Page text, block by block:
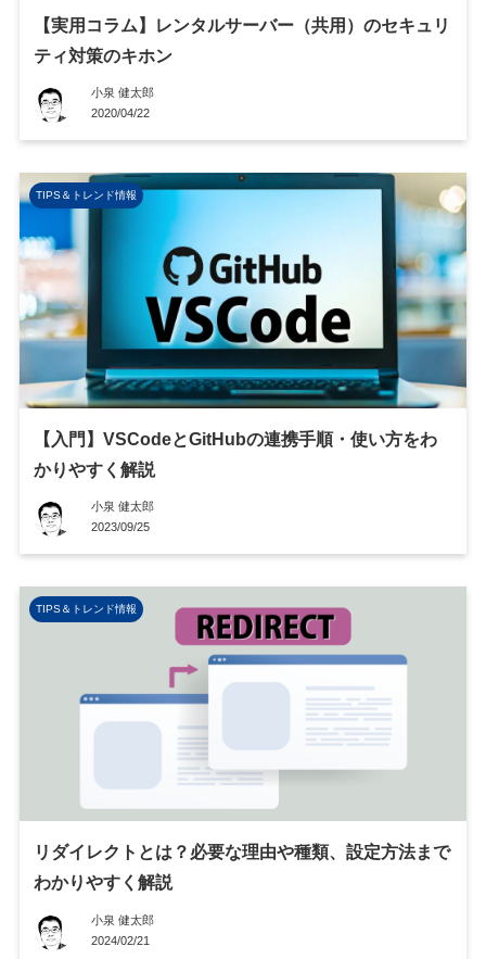
【実用コラム】レンタルサーバー（共用）のセキュリ
ティ対策のキホン
小泉 健太郎
2020/04/22
TIPS＆トレンド情報
【入門】VSCodeとGitHubの連携手順・使い方をわ
かりやすく解説
小泉 健太郎
2023/09/25
TIPS＆トレンド情報
リダイレクトとは？必要な理由や種類、設定方法まで
わかりやすく解説
小泉 健太郎
2024/02/21